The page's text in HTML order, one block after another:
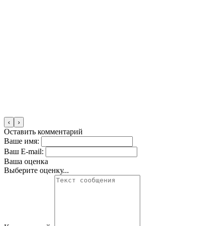
‹ ›
Оставить комментарий
Ваше имя:
Ваш E-mail:
Ваша оценка
Выберите оценку...